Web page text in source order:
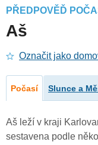
PŘEDPOVĚĎ
Aš
Označit jako
Počasí Slunce a
Aš leží v kraji
sestavena podle